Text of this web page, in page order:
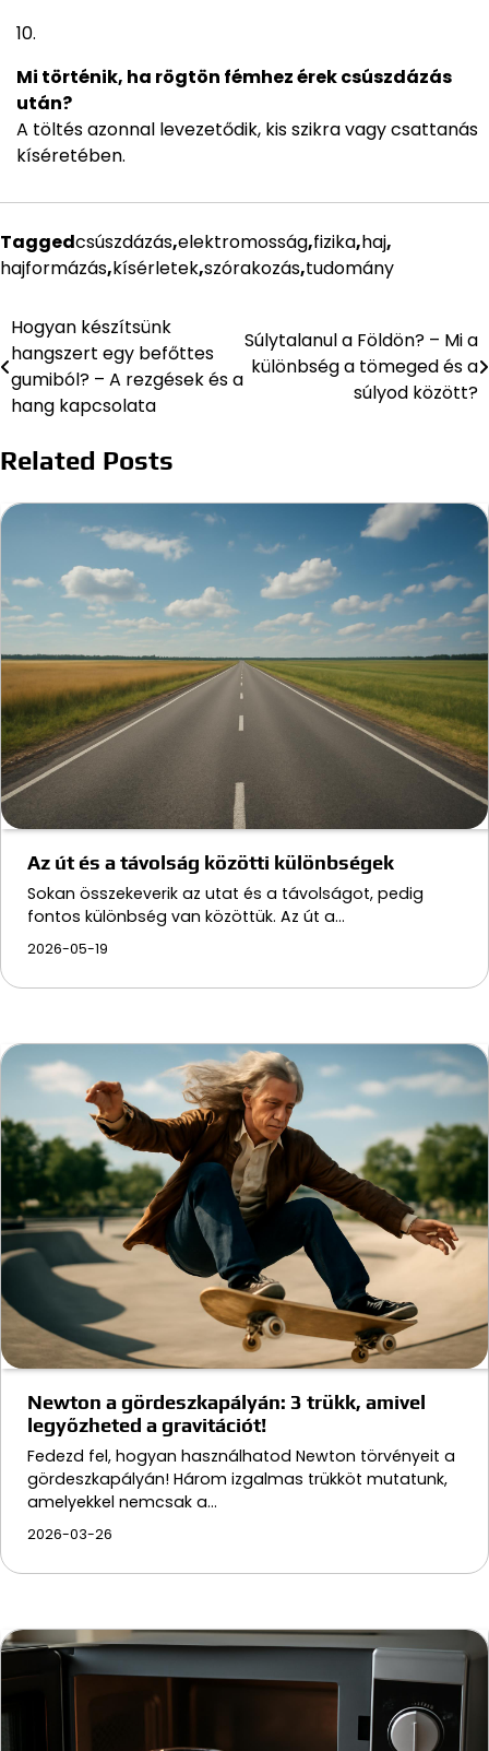
Mi történik, ha rögtön fémhez érek csúszdázás
után?
A töltés azonnal levezetődik, kis szikra vagy csattanás
kíséretében.
Taggedcsúszdázás,elektromosság,fizika,haj,
hajformázás,kísérletek,szórakozás,tudomány
Bejegyzés
navigáció
Hogyan készítsünk
hangszert egy befőttes
gumiból? – A rezgések és a
hang kapcsolata
Súlytalanul a Földön? – Mi a
különbség a tömeged és a
súlyod között?
Related Posts
Az út és a távolság közötti különbségek
Sokan összekeverik az utat és a távolságot, pedig
fontos különbség van közöttük. Az út a…
2026-05-19
Newton a gördeszkapályán: 3 trükk, amivel
legyőzheted a gravitációt!
Fedezd fel, hogyan használhatod Newton törvényeit a
gördeszkapályán! Három izgalmas trükköt mutatunk,
amelyekkel nemcsak a…
2026-03-26